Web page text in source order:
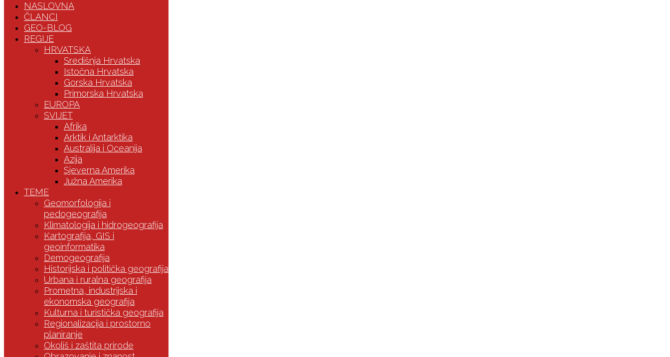
NASLOVNA
ČLANCI
GEO-BLOG
REGIJE
HRVATSKA
Središnja Hrvatska
Istočna Hrvatska
Gorska Hrvatska
Primorska Hrvatska
EUROPA
SVIJET
Afrika
Arktik i Antarktika
Australija i Oceanija
Azija
Sjeverna Amerika
Južna Amerika
TEME
Geomorfologija i
pedogeografija
Klimatologija i hidrogeografija
Kartografija, GIS i
geoinformatika
Demogeografija
Historijska i politička geografija
Urbana i ruralna geografija
Prometna, industrijska i
ekonomska geografija
Kulturna i turistička geografija
Regionalizacija i prostorno
planiranje
Okoliš i zaštita prirode